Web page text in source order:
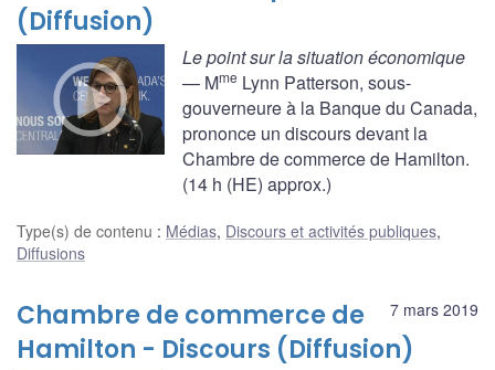
(Diffusion)
Le point sur la situation économique
— Mme Lynn Patterson, sous-
gouverneure à la Banque du Canada,
prononce un discours devant la
Chambre de commerce de Hamilton.
(14 h (HE) approx.)
Type(s) de contenu : Médias, Discours et activités publiques,
Diffusions
7 mars 2019
Chambre de commerce de
Hamilton - Discours (Diffusion)